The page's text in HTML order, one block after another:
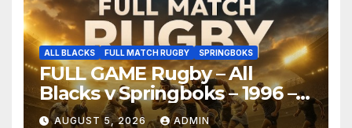
ALL BLACKS FULL MATCH RUGBY SPRINGBOKS
FULL GAME Rugby – All
Blacks v Springboks – 1996 –
Pretoria
AUGUST 5, 2026 ADMIN